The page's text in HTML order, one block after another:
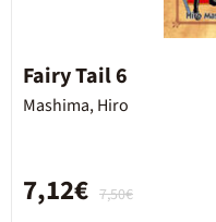
Fairy Tail 6
Mashima, Hiro
7,50€
7,12€